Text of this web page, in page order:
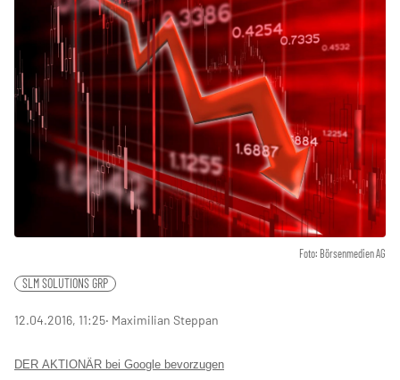
Foto: Börsenmedien AG
SLM SOLUTIONS GRP
12.04.2016, 11:25‧ Maximilian Steppan
DER AKTIONÄR bei Google bevorzugen